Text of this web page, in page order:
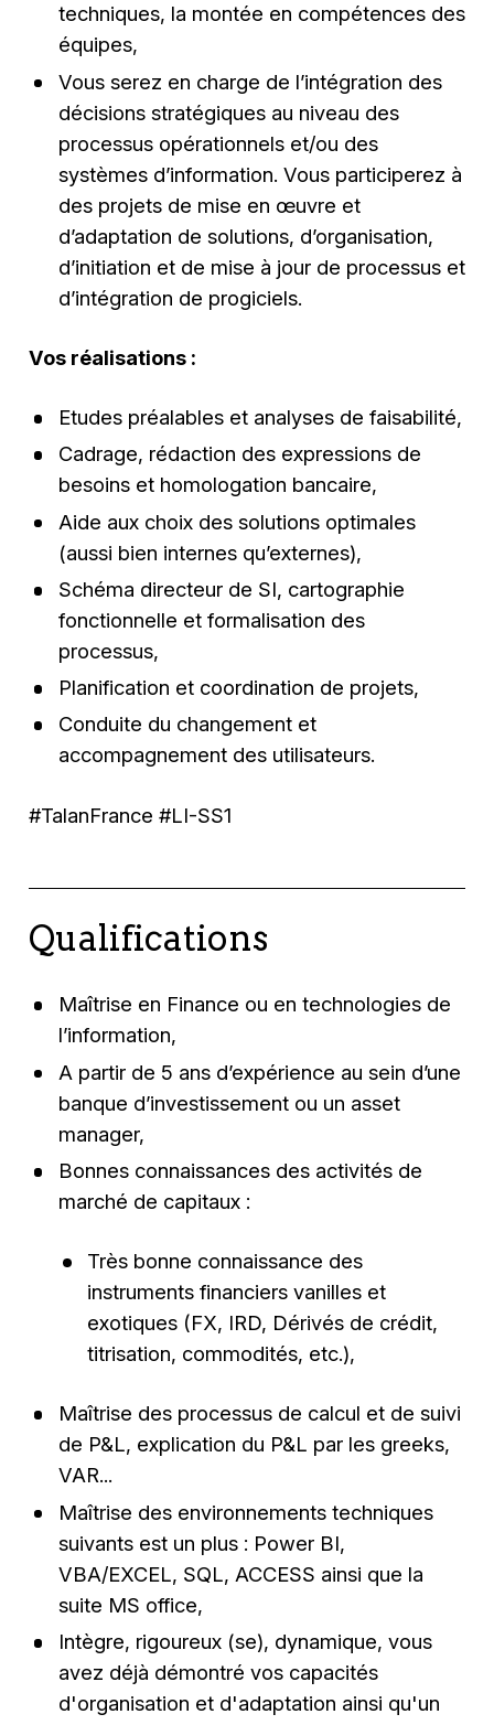
techniques, la montée en compétences des
équipes,
Vous serez en charge de l’intégration des
décisions stratégiques au niveau des
processus opérationnels et/ou des
systèmes d’information. Vous participerez à
des projets de mise en œuvre et
d’adaptation de solutions, d’organisation,
d’initiation et de mise à jour de processus et
d’intégration de progiciels.
Vos réalisations :
Etudes préalables et analyses de faisabilité,
Cadrage, rédaction des expressions de
besoins et homologation bancaire,
Aide aux choix des solutions optimales
(aussi bien internes qu’externes),
Schéma directeur de SI, cartographie
fonctionnelle et formalisation des
processus,
Planification et coordination de projets,
Conduite du changement et
accompagnement des utilisateurs.
#TalanFrance #LI-SS1
Qualifications
Maîtrise en Finance ou en technologies de
l’information,
A partir de 5 ans d’expérience au sein d’une
banque d’investissement ou un asset
manager,
Bonnes connaissances des activités de
marché de capitaux :
Très bonne connaissance des
instruments financiers vanilles et
exotiques (FX, IRD, Dérivés de crédit,
titrisation, commodités, etc.),
Maîtrise des processus de calcul et de suivi
de P&L, explication du P&L par les greeks,
VAR...
Maîtrise des environnements techniques
suivants est un plus : Power BI,
VBA/EXCEL, SQL, ACCESS ainsi que la
suite MS office,
Intègre, rigoureux (se), dynamique, vous
avez déjà démontré vos capacités
d'organisation et d'adaptation ainsi qu'un